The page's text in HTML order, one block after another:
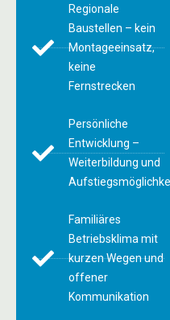
Regionale
Baustellen – kein
Montageeinsatz,
keine
Fernstrecken
Persönliche
Entwicklung –
Weiterbildung und
Familiäres
Betriebsklima mit
kurzen Wegen und
offener
Kommunikation